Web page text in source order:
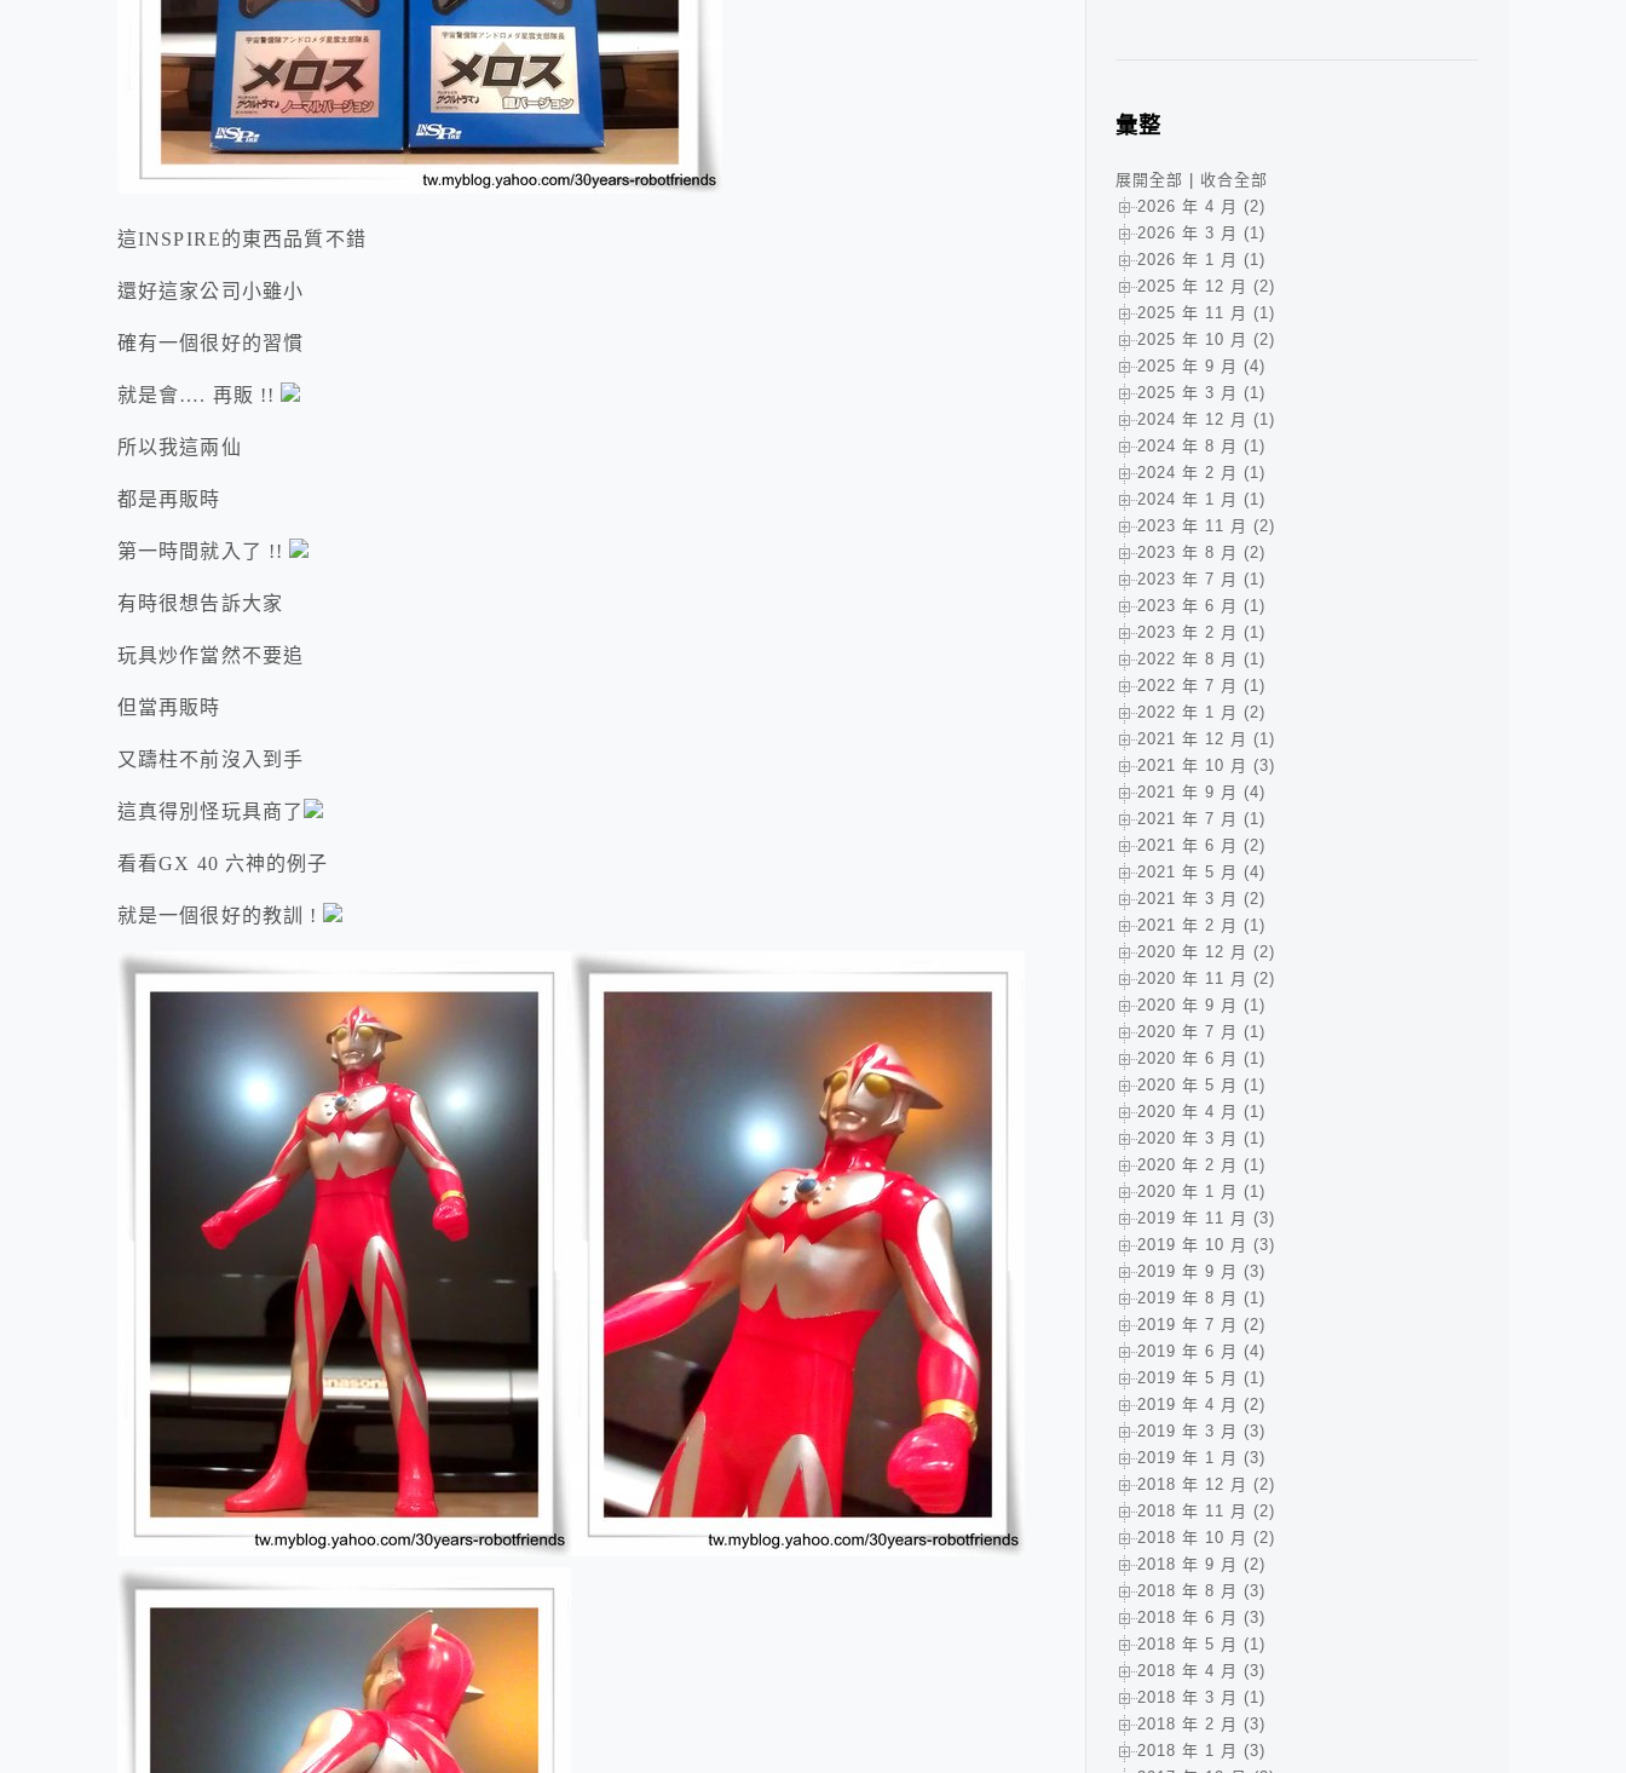
這INSPIRE的東西品質不錯
還好這家公司小雖小
確有一個很好的習慣
就是會…. 再販 !!
所以我這兩仙
都是再販時
第一時間就入了 !!
有時很想告訴大家
玩具炒作當然不要追
但當再販時
又躊柱不前沒入到手
這真得別怪玩具商了
看看GX 40 六神的例子
就是一個很好的教訓 !
彙整
展開全部
收合全部
2026 年 4 月 (2)
2026 年 3 月 (1)
2026 年 1 月 (1)
2025 年 12 月 (2)
2025 年 11 月 (1)
2025 年 10 月 (2)
2025 年 9 月 (4)
2025 年 3 月 (1)
2024 年 12 月 (1)
2024 年 8 月 (1)
2024 年 2 月 (1)
2024 年 1 月 (1)
2023 年 11 月 (2)
2023 年 8 月 (2)
2023 年 7 月 (1)
2023 年 6 月 (1)
2023 年 2 月 (1)
2022 年 8 月 (1)
2022 年 7 月 (1)
2022 年 1 月 (2)
2021 年 12 月 (1)
2021 年 10 月 (3)
2021 年 9 月 (4)
2021 年 7 月 (1)
2021 年 6 月 (2)
2021 年 5 月 (4)
2021 年 3 月 (2)
2021 年 2 月 (1)
2020 年 12 月 (2)
2020 年 11 月 (2)
2020 年 9 月 (1)
2020 年 7 月 (1)
2020 年 6 月 (1)
2020 年 5 月 (1)
2020 年 4 月 (1)
2020 年 3 月 (1)
2020 年 2 月 (1)
2020 年 1 月 (1)
2019 年 11 月 (3)
2019 年 10 月 (3)
2019 年 9 月 (3)
2019 年 8 月 (1)
2019 年 7 月 (2)
2019 年 6 月 (4)
2019 年 5 月 (1)
2019 年 4 月 (2)
2019 年 3 月 (3)
2019 年 1 月 (3)
2018 年 12 月 (2)
2018 年 11 月 (2)
2018 年 10 月 (2)
2018 年 9 月 (2)
2018 年 8 月 (3)
2018 年 6 月 (3)
2018 年 5 月 (1)
2018 年 4 月 (3)
2018 年 3 月 (1)
2018 年 2 月 (3)
2018 年 1 月 (3)